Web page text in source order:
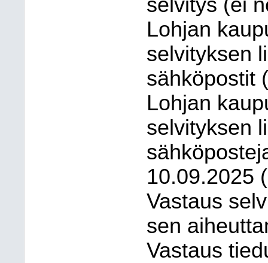
selvitys (ei
Lohjan
selvityksen
sähköpostit
Lohjan
selvityksen
10.09.2025
Vastaus
sen
Vastaus